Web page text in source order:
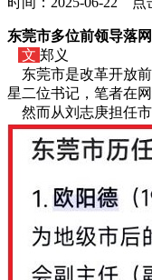
东莞市多位前领导落
文 郑义
东莞市是改革开放前
星二位书记，笔者在
然而从刘志庚担任市